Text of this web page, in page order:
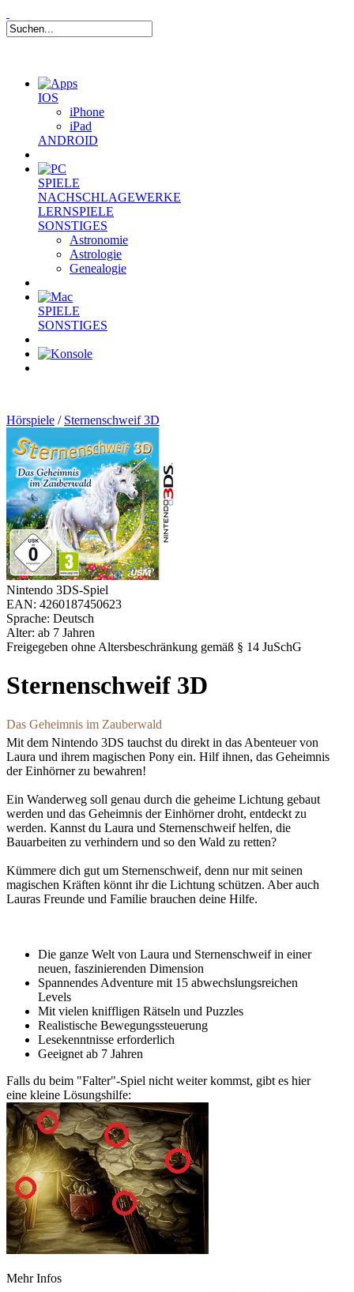
IOS
iPhone
iPad
ANDROID
SPIELE
NACHSCHLAGEWERKE
LERNSPIELE
SONSTIGES
Astronomie
Astrologie
Genealogie
SPIELE
SONSTIGES
Hörspiele / Sternenschweif 3D
Nintendo 3DS-Spiel
EAN: 4260187450623
Sprache: Deutsch
Alter: ab 7 Jahren
Freigegeben ohne Altersbeschränkung gemäß § 14 JuSchG
Sternenschweif 3D
Das Geheimnis im Zauberwald
Mit dem Nintendo 3DS tauchst du direkt in das Abenteuer von
Laura und ihrem magischen Pony ein. Hilf ihnen, das Geheimnis
der Einhörner zu bewahren!
Ein Wanderweg soll genau durch die geheime Lichtung gebaut
werden und das Geheimnis der Einhörner droht, entdeckt zu
werden. Kannst du Laura und Sternenschweif helfen, die
Bauarbeiten zu verhindern und so den Wald zu retten?
Kümmere dich gut um Sternenschweif, denn nur mit seinen
magischen Kräften könnt ihr die Lichtung schützen. Aber auch
Lauras Freunde und Familie brauchen deine Hilfe.
Die ganze Welt von Laura und Sternenschweif in einer
neuen, faszinierenden Dimension
Spannendes Adventure mit 15 abwechslungsreichen
Levels
Mit vielen kniffligen Rätseln und Puzzles
Realistische Bewegungssteuerung
Lesekenntnisse erforderlich
Geeignet ab 7 Jahren
Falls du beim "Falter"-Spiel nicht weiter kommst, gibt es hier
eine kleine Lösungshilfe:
Mehr Infos